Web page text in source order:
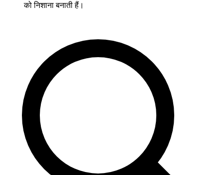
को निशाना बनाती हैं।